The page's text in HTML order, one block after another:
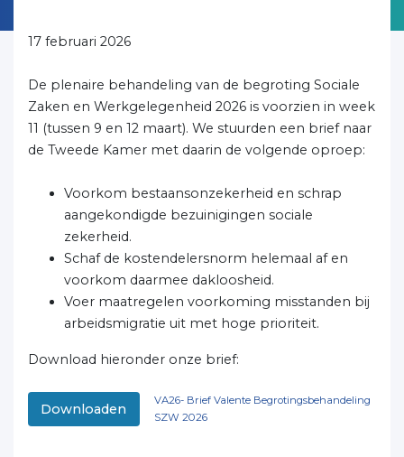
17 februari 2026
De plenaire behandeling van de begroting Sociale
Zaken en Werkgelegenheid 2026 is voorzien in week
11 (tussen 9 en 12 maart). We stuurden een brief naar
de Tweede Kamer met daarin de volgende oproep:
Voorkom bestaansonzekerheid en schrap
aangekondigde bezuinigingen sociale
zekerheid.
Schaf de kostendelersnorm helemaal af en
voorkom daarmee dakloosheid.
Voer maatregelen voorkoming misstanden bij
arbeidsmigratie uit met hoge prioriteit.
Download hieronder onze brief:
VA26- Brief Valente Begrotingsbehandeling
SZW 2026
Downloaden